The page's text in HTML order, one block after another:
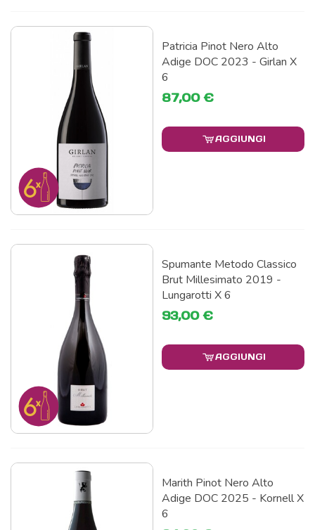
Patricia Pinot Nero Alto
Adige DOC 2023 - Girlan X
6
87,00 €
AGGIUNGI
Spumante Metodo Classico
Brut Millesimato 2019 -
Lungarotti X 6
93,00 €
AGGIUNGI
Marith Pinot Nero Alto
Adige DOC 2025 - Kornell X
6